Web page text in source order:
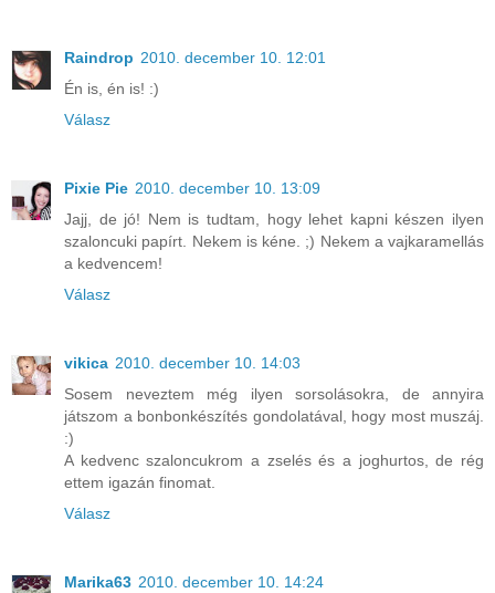
Raindrop 2010. december 10. 12:01
Én is, én is! :)
Válasz
Pixie Pie 2010. december 10. 13:09
Jajj, de jó! Nem is tudtam, hogy lehet kapni készen ilyen
szaloncuki papírt. Nekem is kéne. ;) Nekem a vajkaramellás
a kedvencem!
Válasz
vikica 2010. december 10. 14:03
Sosem neveztem még ilyen sorsolásokra, de annyira
játszom a bonbonkészítés gondolatával, hogy most muszáj.
:)
A kedvenc szaloncukrom a zselés és a joghurtos, de rég
ettem igazán finomat.
Válasz
Marika63 2010. december 10. 14:24